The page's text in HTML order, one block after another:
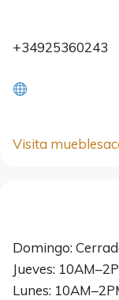
+34925360243
Visita
Domingo:
Jueves:
Lunes: